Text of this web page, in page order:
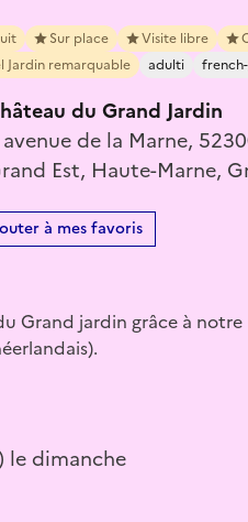
Sur place Visite libre
Jardin remarquable
adulti
du Grand Jardin
de la Marne,
Est, Haute-Marne,
à mes favoris
Grand jardin grâce à notre
le dimanche